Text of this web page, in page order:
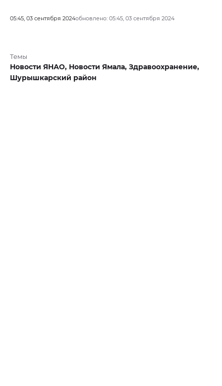
05:45, 03 сентября 2024обновлено: 05:45, 03 сентября 2024
Темы
Новости ЯНАО, Новости Ямала, Здравоохранение,
Шурышкарский район